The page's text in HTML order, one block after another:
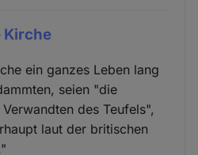
Kirche
ein ganzes Leben lang
seien "die
des Teufels",
laut der britischen